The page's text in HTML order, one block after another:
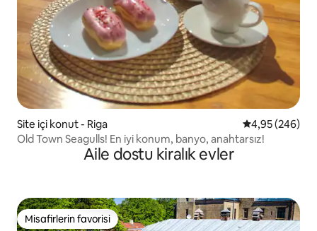
Site içi konut - Riga 5 üzerinden
4,95 (246)
Old Town Seagulls! En iyi konum, banyo, anahtarsız!
Aile dostu kiralık evler
Misafirlerin favorisi
Misafirlerin favorisi